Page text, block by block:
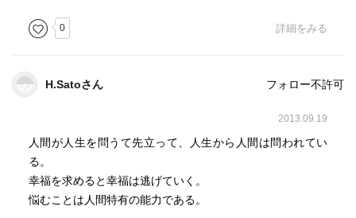
0 詳細をみる
H.Satoさん フォロー不許可
2013.09.19
人間が人生を問うて先立って、人生から人間は問われてい
る。
幸福を求めると幸福は逃げていく。
悩むことは人間特有の能力である。